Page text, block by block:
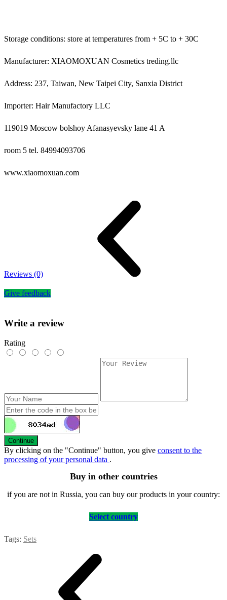
Storage conditions: store at temperatures from + 5C to + 30C
Manufacturer: XIAOMOXUAN Cosmetics treding.llc
Address: 237, Taiwan, New Taipei City, Sanxia District
Importer: Hair Manufactory LLC
119019 Moscow bolshoy Afanasyevsky lane 41 A
room 5 tel. 84994093706
www.xiaomoxuan.com
Reviews (0)
Give feedback
Write a review
Rating
Continue
By clicking on the "Continue" button, you give consent to the
processing of your personal data .
Buy in other countries
if you are not in Russia, you can buy our products in your country:
Select country
Tags: Sets